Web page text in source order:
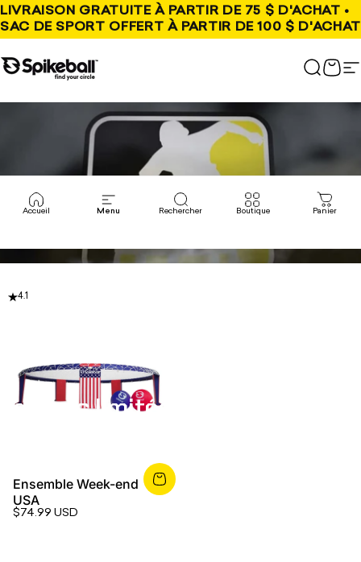
Aller au contenu
LIVRAISON GRATUITE À PARTIR DE 75 $ D'ACHAT •
SAC DE SPORT OFFERT À PARTIR DE 100 $ D'ACHAT
Boutique Spikeball
Accueil Menu Rechercher Boutique Panier
Éditions limitées
4.1
Ensemble Week-end
USA
$74.99 USD